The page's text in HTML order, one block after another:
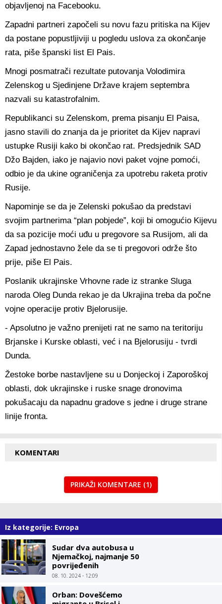
objavljenoj na Facebooku.
Zapadni partneri započeli su novu fazu pritiska na Kijev
da postane popustljiviji u pogledu uslova za okončanje
rata, piše španski list El Pais.
Mnogi posmatrači rezultate putovanja Volodimira
Zelenskog u Sjedinjene Države krajem septembra
nazvali su katastrofalnim.
Republikanci su Zelenskom, prema pisanju El Paisa,
jasno stavili do znanja da je prioritet da Kijev napravi
ustupke Rusiji kako bi okončao rat. Predsjednik SAD
Džo Bajden, iako je najavio novi paket vojne pomoći,
odbio je da ukine ograničenja za upotrebu raketa protiv
Rusije.
Napominje se da je Zelenski pokušao da predstavi
svojim partnerima “plan pobjede”, koji bi omogućio Kijevu
da sa pozicije moći uđu u pregovore sa Rusijom, ali da
Zapad jednostavno žele da se ti pregovori održe što
prije, piše El Pais.
Poslanik ukrajinske Vrhovne rade iz stranke Sluga
naroda Oleg Dunda rekao je da Ukrajina treba da počne
vojne operacije protiv Bjelorusije.
- Apsolutno je važno prenijeti rat ne samo na teritoriju
Brjanske i Kurske oblasti, već i na Bjelorusiju - tvrdi
Dunda.
Žestoke borbe nastavljene su u Donjeckoj i Zaporoškoj
oblasti, dok ukrajinske i ruske snage dronovima
pokušacaju da napadnu gradove s jedne i druge strane
linije fronta.
KOMENTARI
PRIKAŽI KOMENTARE (1)
Iz kategorije: Evropa
Sudar dva autobusa u
Njemačkoj, najmanje 50
povrijeđenih
08. 10. 2024 - 12:09
Orban: Dovešćemo